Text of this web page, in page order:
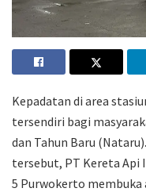
Kepadatan di area
tersendiri bagi
dan Tahun Baru
tersebut, PT Kereta Api
5 Purwokerto membuka